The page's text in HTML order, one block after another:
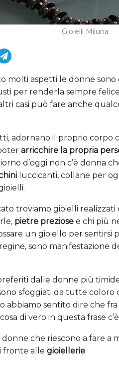
Gioielli Miluna
molti aspetti le donne
per renderla sempre
casi può fare anche
adornano il proprio corpo
arricchire la propria
d’oggi non c’è donna
luccicanti, collane per
troviamo gioielli realizzati
pietre preziose e chi più
un gioiello per sentirsi
sono manifestazione
dalle donne più
sfoggiati da tutte coloro
abbiamo sentito dire che fra
di vero in questa frase
che riescono a fare a
fronte alle gioiellerie.